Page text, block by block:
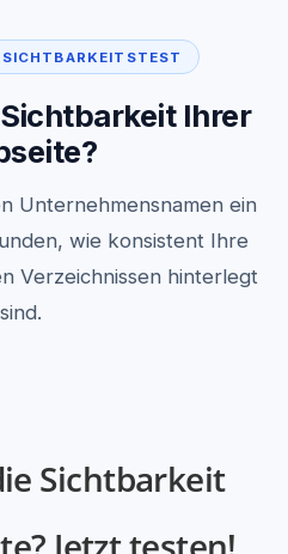
Ihrer
Unternehmensnamen ein
wie konsistent Ihre
Verzeichnissen hinterlegt
sind.
Sichtbarkeit